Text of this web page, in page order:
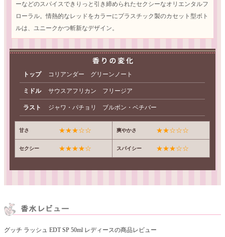
ーなどのスパイスできりっと引き締められたセクシーなオリエンタルフ
ローラル。情熱的なレッドをカラーにプラスチック製のカセット型ボト
ルは、ユニークかつ斬新なデザイン。
トップ コリアンダー グリーンノート
ミドル サウスアフリカン フリージア
ラスト ジャワ・パチョリ ブルボン・ベチバー
甘さ ★★★☆☆ 爽やかさ ★★☆☆☆
セクシー ★★★★☆ スパイシー ★★★☆☆
グッチ ラッシュ EDT SP 50ml レディースの商品レビュー